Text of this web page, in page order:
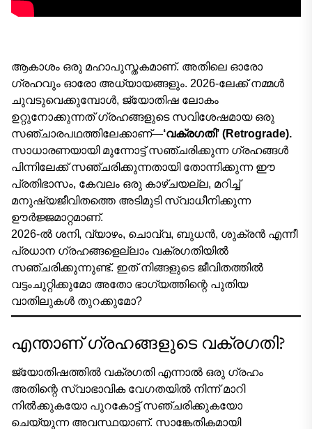
ആകാശം ഒരു മഹാപുസ്തകമാണ്. അതിലെ ഓരോ
ഗ്രഹവും ഓരോ അധ്യായങ്ങളും. 2026-ലേക്ക് നമ്മൾ
ചുവടുവെക്കുമ്പോൾ, ജ്യോതിഷ ലോകം
ഉറ്റുനോക്കുന്നത് ഗ്രഹങ്ങളുടെ സവിശേഷമായ ഒരു
സഞ്ചാരപഥത്തിലേക്കാണ്—‘വക്രഗതി’ (Retrograde).
സാധാരണയായി മുന്നോട്ട് സഞ്ചരിക്കുന്ന ഗ്രഹങ്ങൾ
പിന്നിലേക്ക് സഞ്ചരിക്കുന്നതായി തോന്നിക്കുന്ന ഈ
പ്രതിഭാസം, കേവലം ഒരു കാഴ്ചയല്ല, മറിച്ച്
മനുഷ്യജീവിതത്തെ അടിമുടി സ്വാധീനിക്കുന്ന
ഊർജ്ജമാറ്റമാണ്.
2026-ൽ ശനി, വ്യാഴം, ചൊവ്വ, ബുധൻ, ശുക്രൻ എന്നീ
പ്രധാന ഗ്രഹങ്ങളെല്ലാം വക്രഗതിയിൽ
സഞ്ചരിക്കുന്നുണ്ട്. ഇത് നിങ്ങളുടെ ജീവിതത്തിൽ
വട്ടംചുറ്റിക്കുമോ അതോ ഭാഗ്യത്തിന്റെ പുതിയ
വാതിലുകൾ തുറക്കുമോ?
എന്താണ് ഗ്രഹങ്ങളുടെ വക്രഗതി?
ജ്യോതിഷത്തിൽ വക്രഗതി എന്നാൽ ഒരു ഗ്രഹം
അതിന്റെ സ്വാഭാവിക വേഗതയിൽ നിന്ന് മാറി
നിൽക്കുകയോ പുറകോട്ട് സഞ്ചരിക്കുകയോ
ചെയ്യുന്ന അവസ്ഥയാണ്. സാങ്കേതികമായി